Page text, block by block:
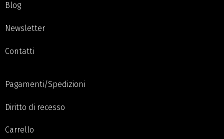
Blog
Newsletter
Contatti
Pagamenti/Spedizioni
Diritto di recesso
Carrello